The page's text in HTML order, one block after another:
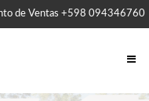
de Ventas +598 094346760